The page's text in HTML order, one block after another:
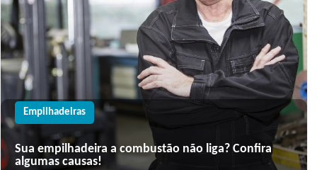
Empilhadeiras
Sua empilhadeira a combustão não liga? Confira
algumas causas!